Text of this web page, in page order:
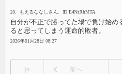
20. もえるななしさん. ID:E4NzRhMTA
自分が不正で勝ってた場で負け始め
ると思ってしまう運命的敗者。
2026年01月28日 08:27
|< 前へ